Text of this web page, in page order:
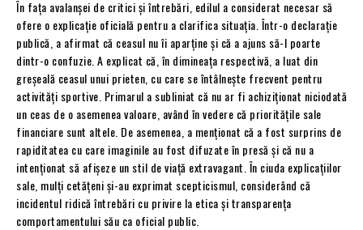
În fața avalanșei de critici și întrebări, edilul a considerat necesar să
ofere o explicație oficială pentru a clarifica situația. Într-o declarație
publică, a afirmat că ceasul nu îi aparține și că a ajuns să-l poarte
dintr-o confuzie. A explicat că, în dimineața respectivă, a luat din
greșeală ceasul unui prieten, cu care se întâlnește frecvent pentru
activități sportive. Primarul a subliniat că nu ar fi achiziționat niciodată
un ceas de o asemenea valoare, având în vedere că prioritățile sale
financiare sunt altele. De asemenea, a menționat că a fost surprins de
rapiditatea cu care imaginile au fost difuzate în presă și că nu a
intenționat să afișeze un stil de viață extravagant. În ciuda explicațiilor
sale, mulți cetățeni și-au exprimat scepticismul, considerând că
incidentul ridică întrebări cu privire la etica și transparența
comportamentului său ca oficial public.